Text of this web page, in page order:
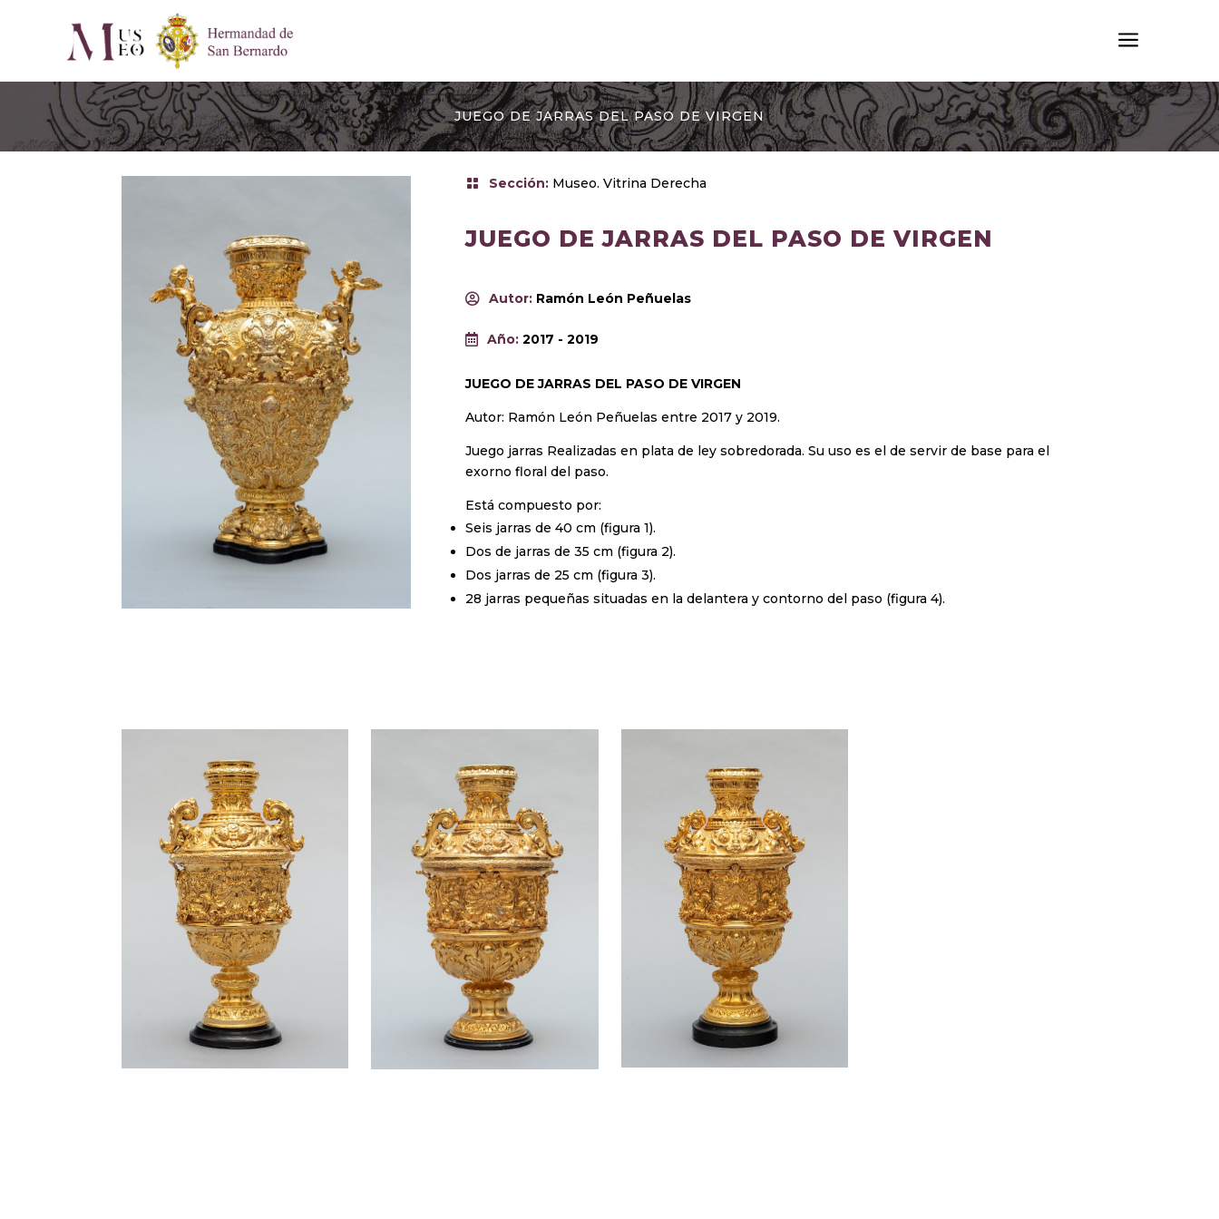
a
JUEGO DE JARRAS DEL PASO DE VIRGEN
Sección: Museo. Vitrina Derecha
JUEGO DE JARRAS DEL PASO DE VIRGEN
Autor: Ramón León Peñuelas
Año: 2017 - 2019
JUEGO DE JARRAS DEL PASO DE VIRGEN
Autor: Ramón León Peñuelas entre 2017 y 2019.
Juego jarras Realizadas en plata de ley sobredorada. Su uso es el de servir de base para el
exorno floral del paso.
Está compuesto por:
Seis jarras de 40 cm (figura 1).
Dos de jarras de 35 cm (figura 2).
Dos jarras de 25 cm (figura 3).
28 jarras pequeñas situadas en la delantera y contorno del paso (figura 4).